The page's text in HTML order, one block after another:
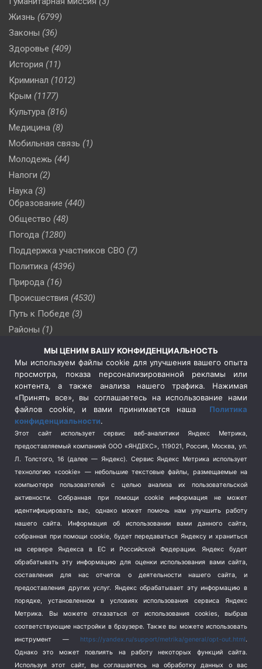
Жизнь (6799)
Законы (36)
Здоровье (409)
История (11)
Криминал (1012)
Крым (1177)
Культура (816)
Медицина (8)
Мобильная связь (1)
Молодежь (44)
Налоги (2)
Наука (3)
Образование (440)
Общество (48)
Погода (1280)
Поддержка участников СВО (7)
Политика (4396)
Природа (16)
Происшествия (4530)
Путь к Победе (3)
Районы (1)
(509)
Сельское хозяйство (3)
Социальная политика
(3)
Спецоперация в Украине
Спецоперация на Украине
(404)
Спорт (740)
Терроризм (1)
Транспорт (262)
Туризм (178)
Флот (76)
Школа и спорт (2)
Экология (8)
Экономика (1172)
МЫ ЦЕНИМ ВАШУ КОНФИДЕНЦИАЛЬНОСТЬ
Мы используем файлы cookie для улучшения вашего опыта
просмотра, показа персонализированной рекламы или
контента, а также анализа нашего трафика. Нажимая
«Принять все», вы соглашаетесь на использование нами
файлов cookie, и вами принимается наша Политика
конфиденциальности.
Этот сайт использует сервис веб-аналитики Яндекс Метрика,
предоставляемый компанией ООО «ЯНДЕКС», 119021, Россия, Москва, ул.
Л. Толстого, 16 (далее — Яндекс). Сервис Яндекс Метрика использует
технологию «cookie» — небольшие текстовые файлы, размещаемые на
компьютере пользователей с целью анализа их пользовательской
активности.
Собранная при помощи cookie информация не может
идентифицировать вас, однако может помочь нам улучшить работу
нашего сайта. Информация об использовании вами данного сайта,
собранная при помощи cookie, будет передаваться Яндексу и храниться
на сервере Яндекса в ЕС и Российской Федерации. Яндекс будет
обрабатывать эту информацию для оценки использования вами сайта,
составления для нас отчетов о деятельности нашего сайта, и
предоставления других услуг. Яндекс обрабатывает эту информацию в
порядке, установленном в условиях использования сервиса Яндекс
Метрика.
Вы можете отказаться от использования cookies, выбрав
соответствующие настройки в браузере. Также вы можете использовать
инструмент — https://yandex.ru/support/metrika/general/opt-out.html.
Однако это может повлиять на работу некоторых функций сайта.
Используя этот сайт, вы соглашаетесь на обработку данных о вас